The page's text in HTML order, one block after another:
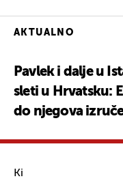
AKTUALNO
Pavlek i dalje u
sleti u Hrvatsku:
do njegova
Ki